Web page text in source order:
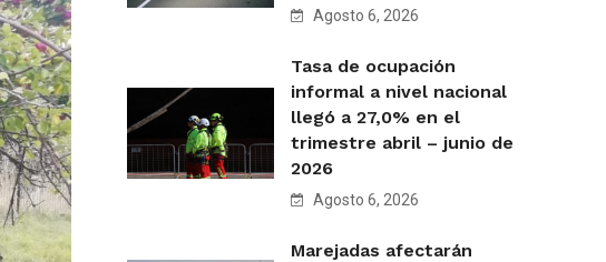
Agosto 6, 2026
Tasa de ocupación
informal a nivel nacional
llegó a 27,0% en el
trimestre abril – junio de
2026
Agosto 6, 2026
Marejadas afectarán